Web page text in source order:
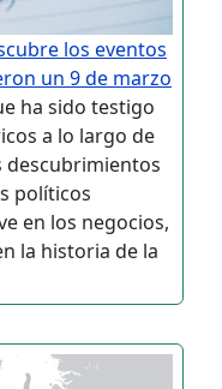
los eventos
un 9 de marzo
ha sido testigo
a lo largo de
descubrimientos
políticos
en los negocios,
la historia de la